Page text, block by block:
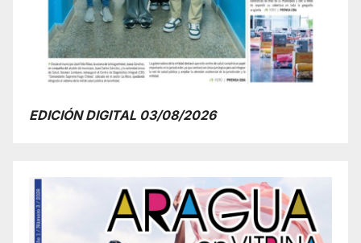
EDICIÓN DIGITAL 03/08/2026